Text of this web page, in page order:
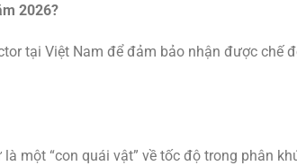
2026?
tại Việt Nam để đảm bảo nhận được chế
một “con quái vật” về tốc độ trong phân